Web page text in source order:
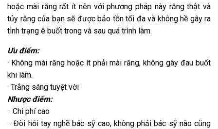
hoặc mài răng rất ít nên với phương pháp này răng thật và
tủy răng của bạn sẽ được bảo tồn tối đa và không hề gây ra
tình trạng ê buốt trong và sau quá trình làm.
Ưu điểm:
· Không mài răng hoặc ít phải mài răng, không gây đau buốt
khi làm.
· Trắng sáng tuyệt vời
Nhược điểm:
· Chi phí cao
· Đòi hỏi tay nghề bác sỹ cao, không phải bác sỹ nào cũng